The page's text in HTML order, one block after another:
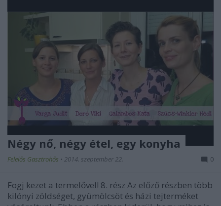
Négy nő, négy étel, egy konyha
Felelős Gasztrohős • 2014. szeptember 22. 0
Fogj kezet a termelővel! 8. rész Az előző részben több
kilónyi zöldséget, gyümölcsöt és házi tejterméket